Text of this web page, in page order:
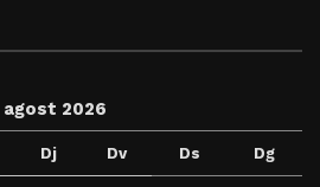
agost 2026
Dj Dv Ds Dg